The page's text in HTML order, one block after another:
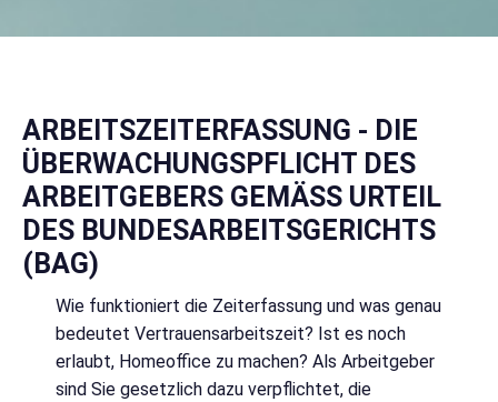
ARBEITSZEITERFASSUNG - DIE
ÜBERWACHUNGSPFLICHT DES
ARBEITGEBERS GEMÄSS URTEIL D
ES BUNDESARBEITSGERICHTS (
BAG)
Wie funktioniert die Zeiterfassung und was genau
bedeutet Vertrauensarbeitszeit? Ist es noch
erlaubt, Homeoffice zu machen? Als Arbeitgeber
sind Sie gesetzlich dazu verpflichtet, die